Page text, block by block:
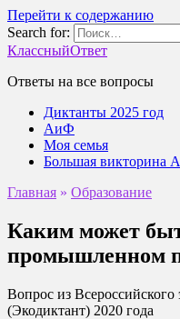
Перейти к содержанию
Search for:
КлассныйОтвет
Ответы на все вопросы
Диктанты 2025 год
АиФ
Моя семья
Большая викторина
Главная » Образование
Каким может
промышленном
Вопрос из Всероссийского
(Экодиктант) 2020 года